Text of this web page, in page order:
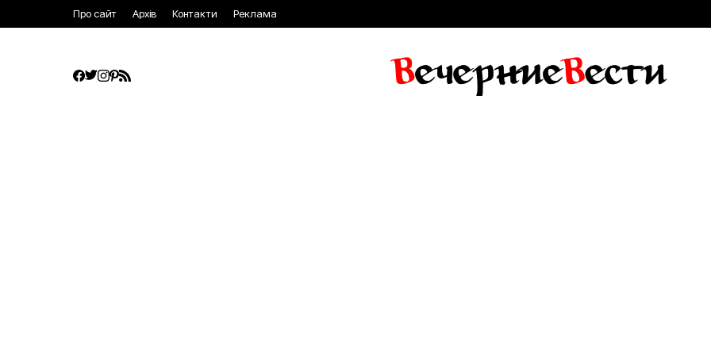
Про сайт Архів Контакти Реклама